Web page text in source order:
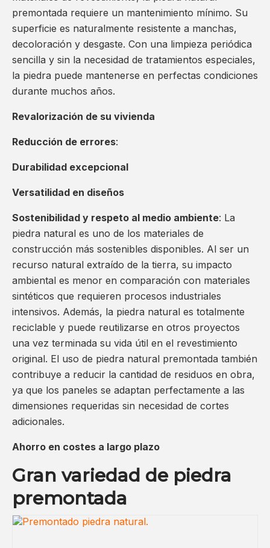
premontada requiere un mantenimiento mínimo. Su
superficie es naturalmente resistente a manchas,
decoloración y desgaste. Con una limpieza periódica
sencilla y sin la necesidad de tratamientos especiales,
la piedra puede mantenerse en perfectas condiciones
durante muchos años.
Revalorización de su vivienda
Reducción de errores:
Durabilidad excepcional
Versatilidad en diseños
Sostenibilidad y respeto al medio ambiente: La
piedra natural es uno de los materiales de
construcción más sostenibles disponibles. Al ser un
recurso natural extraído de la tierra, su impacto
ambiental es menor en comparación con materiales
sintéticos que requieren procesos industriales
intensivos. Además, la piedra natural es totalmente
reciclable y puede reutilizarse en otros proyectos
una vez terminada su vida útil en el revestimiento
original. El uso de piedra natural premontada también
contribuye a reducir la cantidad de residuos en obra,
ya que los paneles se adaptan perfectamente a las
dimensiones requeridas sin necesidad de cortes
adicionales.
Ahorro en costes a largo plazo
Gran variedad de piedra
premontada